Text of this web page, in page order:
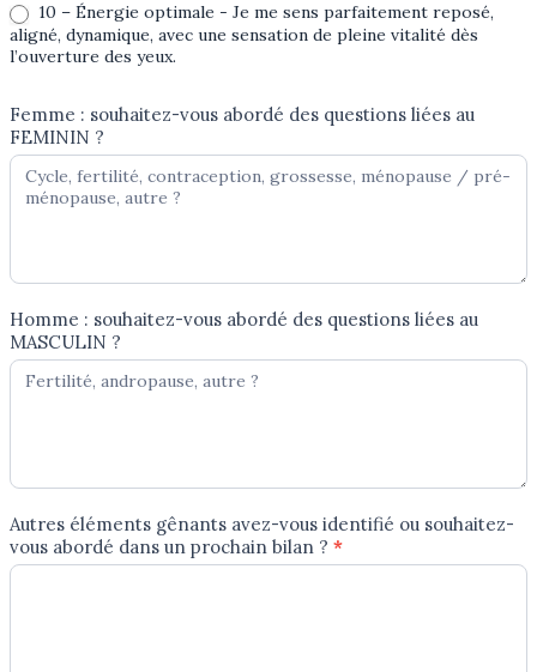
10 – Énergie optimale - Je me sens parfaitement reposé,
aligné, dynamique, avec une sensation de pleine vitalité dès
l’ouverture des yeux.
Femme : souhaitez-vous abordé des questions liées au
FEMININ ?
Homme : souhaitez-vous abordé des questions liées au
MASCULIN ?
Autres éléments gênants avez-vous identifié ou souhaitez-
vous abordé dans un prochain bilan ? *